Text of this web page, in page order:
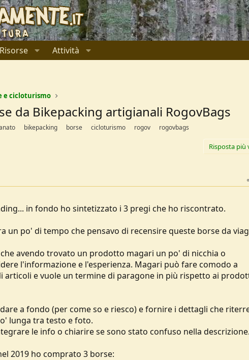
Risorse Attività
e cicloturismo
da Bikepacking artigianali RogovBags
bikepacking borse cicloturismo rogov rogovbags
Risposta più
in fondo ho sintetizzato i 3 pregi che ho riscontrato.
un po' di tempo che pensavo di recensire queste borse da
avendo trovato un prodotto magari un po' di nicchia o
l'informazione e l'esperienza. Magari può fare comodo a
articoli e vuole un termine di paragone in più rispetto ai
a fondo (per come so e riesco) e fornire i dettagli che
lunga tra testo e foto.
le info o chiarire se sono stato confuso nella descrizione.
2019 ho comprato 3 borse: